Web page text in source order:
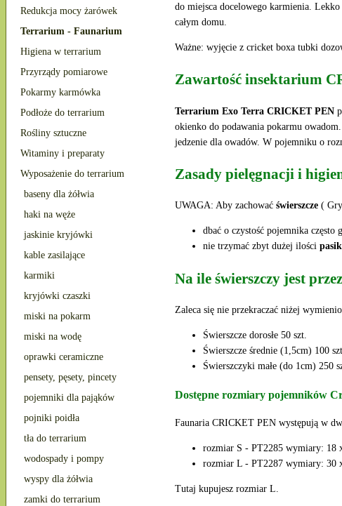
Redukcja mocy żarówek
Terrarium - Faunarium
Higiena w terrarium
Przyrządy pomiarowe
Pokarmy karmówka
Podłoże do terrarium
Rośliny sztuczne
Witaminy i preparaty
Wyposażenie do terrarium
baseny dla żółwia
haki na węże
jaskinie kryjówki
kable zasilające
karmiki
kryjówki czaszki
miski na pokarm
miski na wodę
oprawki ceramiczne
pensety, pęsety, pincety
pojemniki dla pająków
pojniki poidła
tła do terrarium
wodospady i pompy
wyspy dla żółwia
zamki do terrarium
do miejsca docelowego karmienia.
całym domu.
Ważne: wyjęcie z cricket boxa tubki
Zawartość insektarium
Terrarium Exo Terra CRICKET PEN
okienko do podawania pokarmu
jedzenie dla owadów. W pojemniku o
Zasady pielęgnacji i
UWAGA: Aby zachować świerszcze (
dbać o czystość pojemnika często
nie trzymać zbyt dużej ilości
Na ile świerszczy jest
Zaleca się nie przekraczać niżej
Świerszcze dorosłe 50 szt.
Świerszcze średnie (1,5cm) 100
Świerszczyki małe (do 1cm) 250
Dostępne rozmiary pojemników
Faunaria CRICKET PEN występują w
rozmiar S - PT2285 wymiary: 18
rozmiar L - PT2287 wymiary: 30
Tutaj kupujesz rozmiar L.